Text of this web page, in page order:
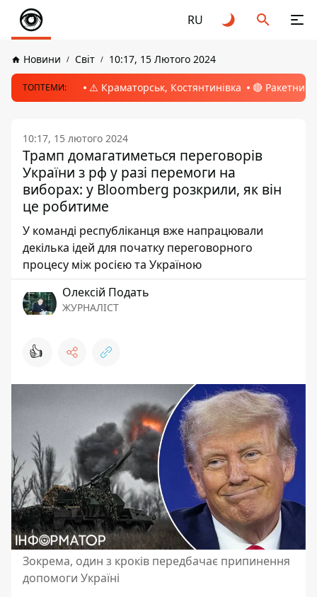
RU
Новини Світ 10:17, 15 Лютого 2024
ТОПТЕМИ: ⚠️ Краматорськ, Костянтинівка 🔴 Ракетний
10:17, 15 лютого 2024
Трамп домагатиметься переговорів
України з рф у разі перемоги на
виборах: у Bloomberg розкрили, як він
це робитиме
У команді республіканця вже напрацювали
декілька ідей для початку переговорного
процесу між росією та Україною
Олексій Подать
ЖУРНАЛІСТ
👍
Зокрема, один з кроків передбачає припинення
допомоги Україні